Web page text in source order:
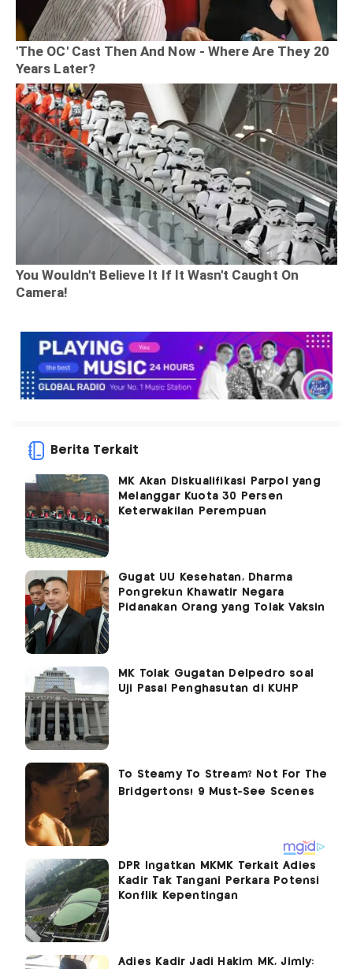
Berita Terkait
MK Akan Diskualifikasi Parpol yang
Melanggar Kuota 30 Persen
Keterwakilan Perempuan
Gugat UU Kesehatan, Dharma
Pongrekun Khawatir Negara
Pidanakan Orang yang Tolak Vaksin
MK Tolak Gugatan Delpedro soal
Uji Pasal Penghasutan di KUHP
DPR Ingatkan MKMK Terkait Adies
Kadir Tak Tangani Perkara Potensi
Konflik Kepentingan
Adies Kadir Jadi Hakim MK, Jimly: